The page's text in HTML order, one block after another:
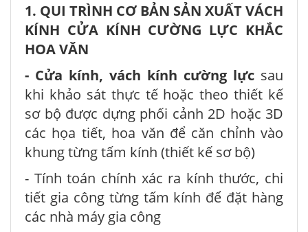
1. QUI TRÌNH CƠ BẢN SẢN XUẤT VÁCH
KÍNH CỬA KÍNH CƯỜNG LỰC KHẮC
HOA VĂN
- Cửa kính, vách kính cường lực sau
khi khảo sát thực tế hoặc theo thiết kế
sơ bộ được dựng phối cảnh 2D hoặc 3D
các họa tiết, hoa văn để căn chỉnh vào
khung từng tấm kính (thiết kế sơ bộ)
- Tính toán chính xác ra kính thước, chi
tiết gia công từng tấm kính để đặt hàng
các nhà máy gia công